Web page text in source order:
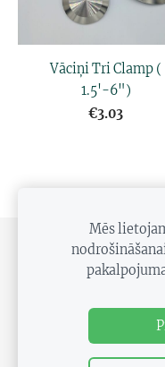
Vāciņi Tri Clamp (
1.5'-6")
€3.03
PRIVĀTUMA
Mēs